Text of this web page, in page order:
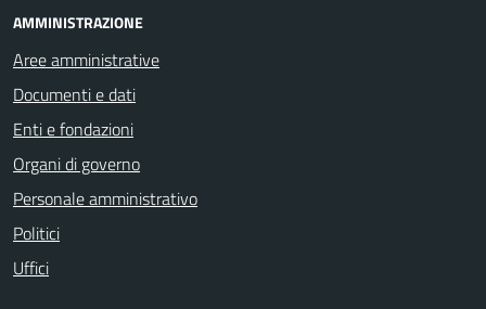
AMMINISTRAZIONE
Aree amministrative
Documenti e dati
Enti e fondazioni
Organi di governo
Personale amministrativo
Politici
Uffici